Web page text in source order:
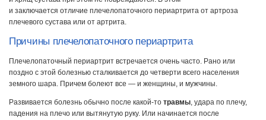
и заключается отличие плечелопаточного периартрита от артроза
плечевого сустава или от артрита.
Причины плечелопаточного периартрита
Плечелопаточный периартрит встречается очень часто. Рано или
поздно с этой болезнью сталкивается до четверти всего населения
земного шара. Причем болеют все — и женщины, и мужчины.
Развивается болезнь обычно после какой-то травмы, удара по плечу,
падения на плечо или вытянутую руку. Или начинается после